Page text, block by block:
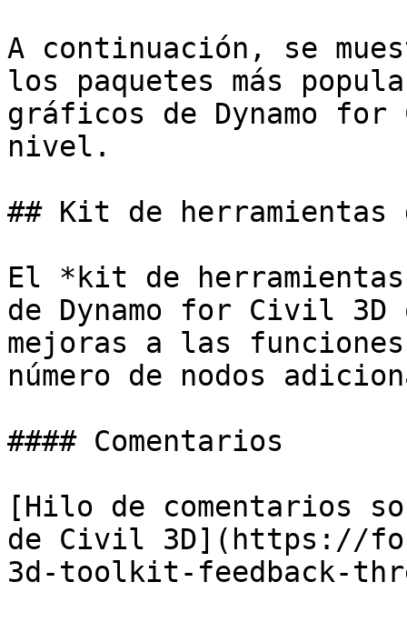
A continuación, se
los paquetes más
gráficos de Dynamo
nivel.
## Kit de herramientas
El *kit de
de Dynamo for Civil 3D
mejoras a las funciones
número de nodos
#### Comentarios
[Hilo de comentarios
de Civil 3D](https://
3d-toolkit-feedback-